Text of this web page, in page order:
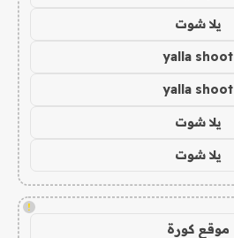
يلا شوت
yalla shoot
yalla shoot
يلا شوت
يلا شوت
!
موقع كورة